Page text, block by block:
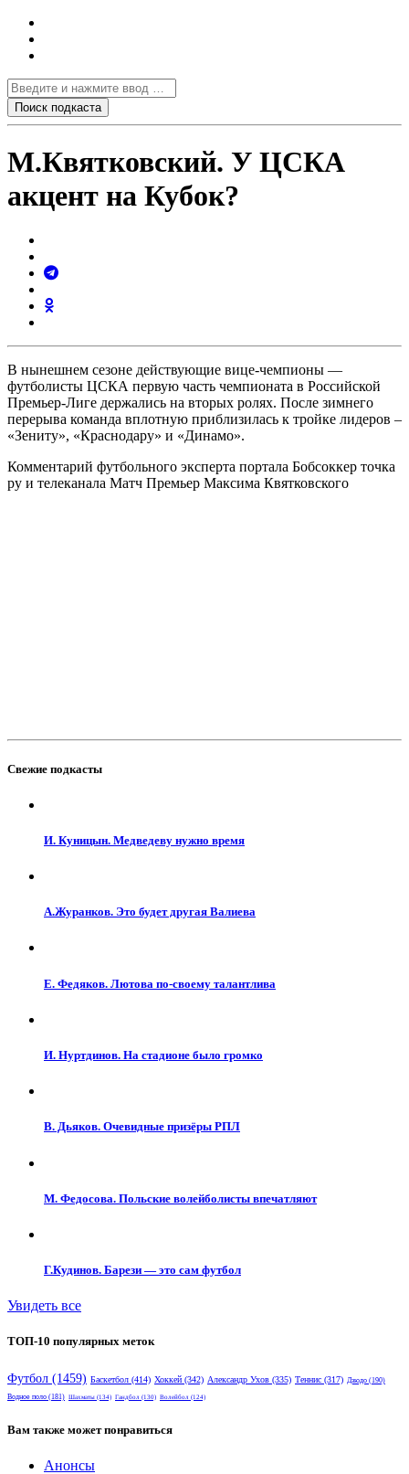
М.Квятковский. У ЦСКА
акцент на Кубок?
В нынешнем сезоне действующие вице-чемпионы —
футболисты ЦСКА первую часть чемпионата в Российской
Премьер-Лиге держались на вторых ролях. После зимнего
перерыва команда вплотную приблизилась к тройке лидеров –
«Зениту», «Краснодару» и «Динамо».
Комментарий футбольного эксперта портала Бобсоккер точка
ру и телеканала Матч Премьер Максима Квятковского
Свежие подкасты
И. Куницын. Медведеву нужно время
А.Журанков. Это будет другая Валиева
Е. Федяков. Лютова по-своему талантлива
И. Нуртдинов. На стадионе было громко
В. Дьяков. Очевидные призёры РПЛ
М. Федосова. Польские волейболисты впечатляют
Г.Кудинов. Барези — это сам футбол
Увидеть все
ТОП-10 популярных меток
Футбол (1459) Баскетбол (414) Хоккей (342) Александр Ухов (335) Теннис (317) Дзюдо (190)
Водное поло (181) Шахматы (134) Гандбол (130) Волейбол (124)
Вам также может понравиться
Анонсы